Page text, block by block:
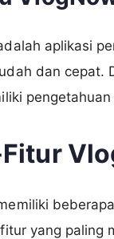
aplikasi
dan cepat.
yang paling